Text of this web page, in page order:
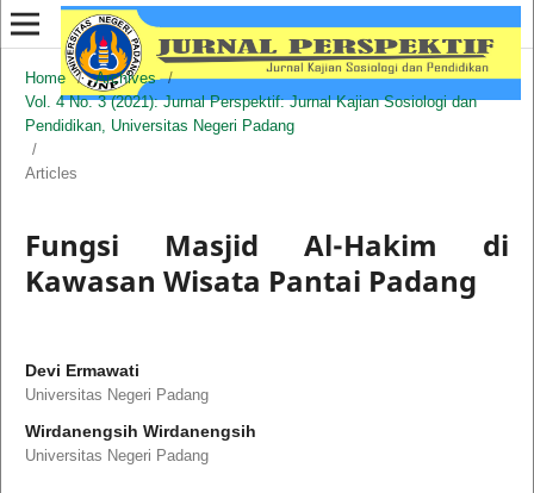
Home / Archives
/
Vol. 4 No. 3 (2021): Jurnal Perspektif: Jurnal Kajian Sosiologi dan
Pendidikan, Universitas Negeri Padang
/
Articles
Fungsi Masjid Al-Hakim di
Kawasan Wisata Pantai Padang
Devi Ermawati
Universitas Negeri Padang
Wirdanengsih Wirdanengsih
Universitas Negeri Padang